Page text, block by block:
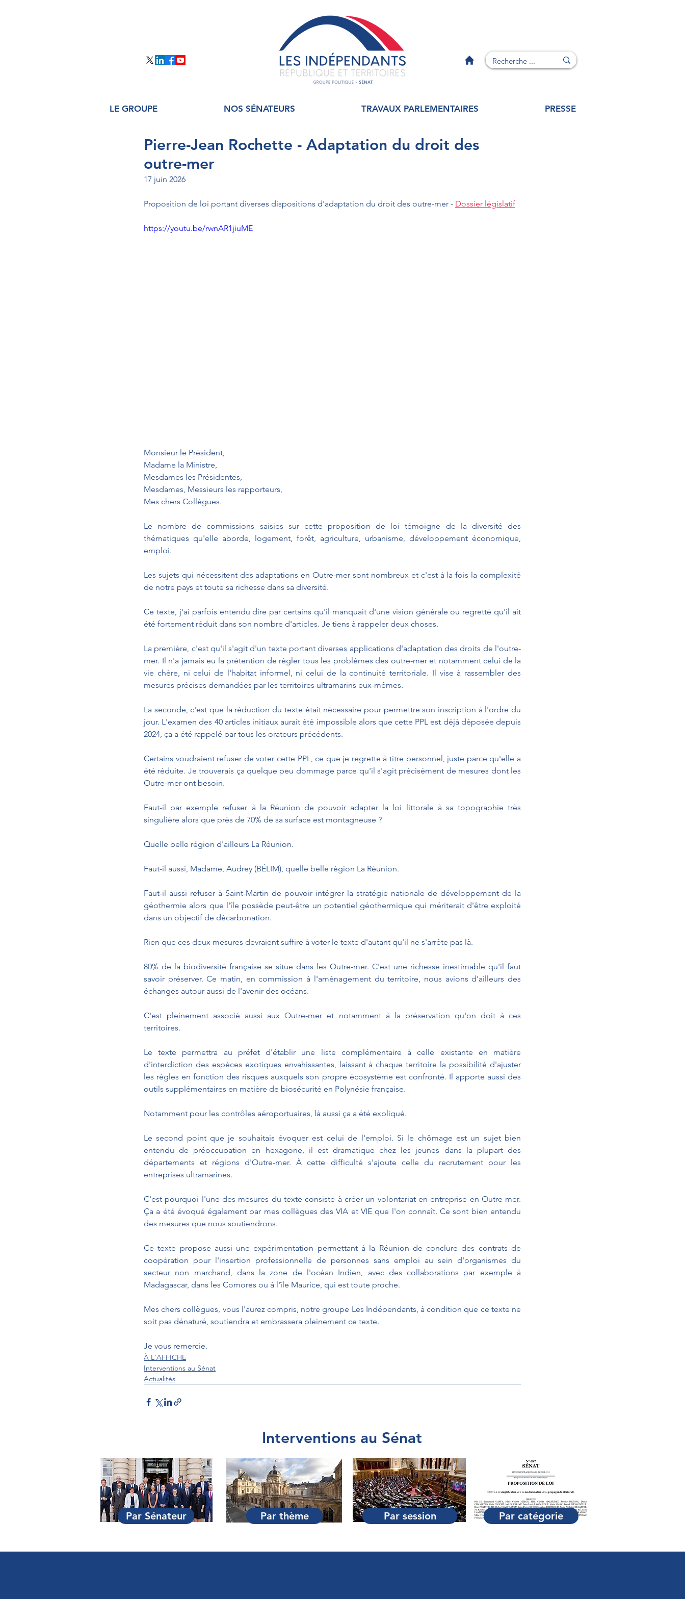
LE GROUPE NOS SÉNATEURS TRAVAUX PARLEMENTAIRES PRESSE
Pierre-Jean Rochette - Adaptation du droit des
outre-mer
17 juin 2026
Proposition de loi portant diverses dispositions d'adaptation du droit des outre-mer - Dossier législatif
https://youtu.be/rwnAR1jiuME
Monsieur le Président,
Madame la Ministre,
Mesdames les Présidentes,
Mesdames, Messieurs les rapporteurs,
Mes chers Collègues.
Le nombre de commissions saisies sur cette proposition de loi témoigne de la diversité des
thématiques qu'elle aborde, logement, forêt, agriculture, urbanisme, développement économique,
emploi.
Les sujets qui nécessitent des adaptations en Outre-mer sont nombreux et c'est à la fois la complexité
de notre pays et toute sa richesse dans sa diversité.
Ce texte, j'ai parfois entendu dire par certains qu'il manquait d'une vision générale ou regretté qu'il ait
été fortement réduit dans son nombre d'articles. Je tiens à rappeler deux choses.
La première, c'est qu'il s'agit d'un texte portant diverses applications d'adaptation des droits de l'outre-
mer. Il n'a jamais eu la prétention de régler tous les problèmes des outre-mer et notamment celui de la
vie chère, ni celui de l'habitat informel, ni celui de la continuité territoriale. Il vise à rassembler des
mesures précises demandées par les territoires ultramarins eux-mêmes.
La seconde, c'est que la réduction du texte était nécessaire pour permettre son inscription à l'ordre du
jour. L'examen des 40 articles initiaux aurait été impossible alors que cette PPL est déjà déposée depuis
2024, ça a été rappelé par tous les orateurs précédents.
Certains voudraient refuser de voter cette PPL, ce que je regrette à titre personnel, juste parce qu'elle a
été réduite. Je trouverais ça quelque peu dommage parce qu'il s'agit précisément de mesures dont les
Outre-mer ont besoin.
Faut-il par exemple refuser à la Réunion de pouvoir adapter la loi littorale à sa topographie très
singulière alors que près de 70% de sa surface est montagneuse ?
Quelle belle région d'ailleurs La Réunion.
Faut-il aussi, Madame, Audrey (BÉLIM), quelle belle région La Réunion.
Faut-il aussi refuser à Saint-Martin de pouvoir intégrer la stratégie nationale de développement de la
géothermie alors que l'île possède peut-être un potentiel géothermique qui mériterait d'être exploité
dans un objectif de décarbonation.
Rien que ces deux mesures devraient suffire à voter le texte d'autant qu'il ne s'arrête pas là.
80% de la biodiversité française se situe dans les Outre-mer. C'est une richesse inestimable qu'il faut
savoir préserver. Ce matin, en commission à l'aménagement du territoire, nous avions d'ailleurs des
échanges autour aussi de l'avenir des océans.
C'est pleinement associé aussi aux Outre-mer et notamment à la préservation qu'on doit à ces
territoires.
Le texte permettra au préfet d'établir une liste complémentaire à celle existante en matière
d'interdiction des espèces exotiques envahissantes, laissant à chaque territoire la possibilité d'ajuster
les règles en fonction des risques auxquels son propre écosystème est confronté. Il apporte aussi des
outils supplémentaires en matière de biosécurité en Polynésie française.
Notamment pour les contrôles aéroportuaires, là aussi ça a été expliqué.
Le second point que je souhaitais évoquer est celui de l'emploi. Si le chômage est un sujet bien
entendu de préoccupation en hexagone, il est dramatique chez les jeunes dans la plupart des
départements et régions d'Outre-mer. À cette difficulté s'ajoute celle du recrutement pour les
entreprises ultramarines.
C'est pourquoi l'une des mesures du texte consiste à créer un volontariat en entreprise en Outre-mer.
Ça a été évoqué également par mes collègues des VIA et VIE que l'on connaît. Ce sont bien entendu
des mesures que nous soutiendrons.
Ce texte propose aussi une expérimentation permettant à la Réunion de conclure des contrats de
coopération pour l'insertion professionnelle de personnes sans emploi au sein d'organismes du
secteur non marchand, dans la zone de l'océan Indien, avec des collaborations par exemple à
Madagascar, dans les Comores ou à l'île Maurice, qui est toute proche.
Mes chers collègues, vous l'aurez compris, notre groupe Les Indépendants, à condition que ce texte ne
soit pas dénaturé, soutiendra et embrassera pleinement ce texte.
Je vous remercie.
À L'AFFICHE
Interventions au Sénat
Actualités
Interventions au Sénat
Par Sénateur Par thème Par session Par catégorie